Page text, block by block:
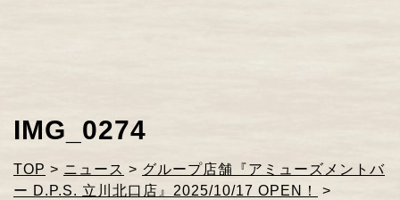
IMG_0274
TOP > ニュース > グループ店舗『アミューズメントバ
ー D.P.S. 立川北口店』2025/10/17 OPEN！
>